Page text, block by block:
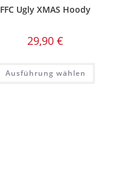
FFC Ugly XMAS Hoody
29,90€
Ausführung wählen
Dieses
weist